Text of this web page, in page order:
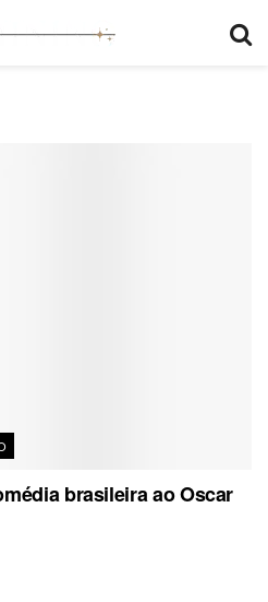
brasileira ao Oscar